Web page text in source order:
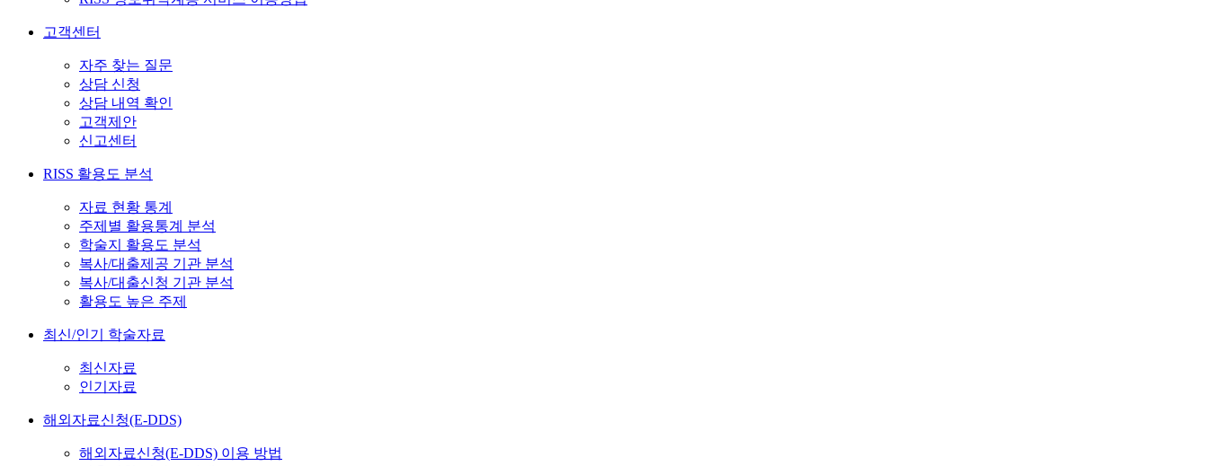
고객센터
자주 찾는 질문
상담 신청
상담 내역 확인
고객제안
신고센터
RISS 활용도 분석
자료 현황 통계
주제별 활용통계 분석
학술지 활용도 분석
복사/대출제공 기관 분석
복사/대출신청 기관 분석
활용도 높은 주제
최신/인기 학술자료
최신자료
인기자료
해외자료신청(E-DDS)
해외자료신청(E-DDS) 이용 방법